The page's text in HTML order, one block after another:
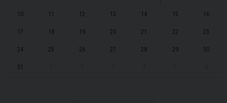
10 11 12 13 14 15 16
17 18 19 20 21 22 23
24 25 26 27 28 29 30
31